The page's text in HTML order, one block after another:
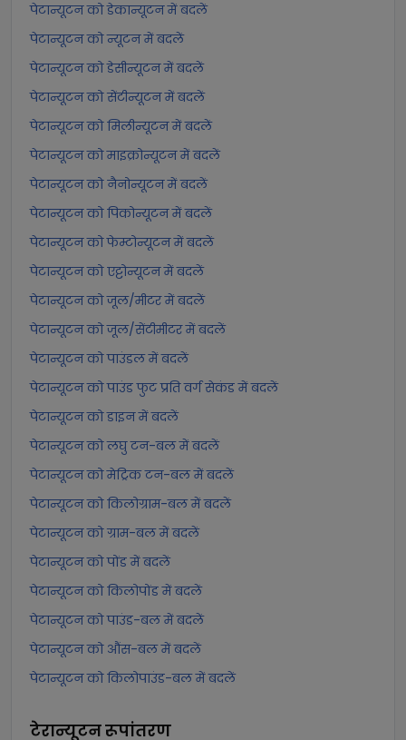
पेटान्यूटन को डेकान्यूटन में बदलें
पेटान्यूटन को न्यूटन में बदलें
पेटान्यूटन को डेसीन्यूटन में बदलें
पेटान्यूटन को सेंटीन्यूटन में बदलें
पेटान्यूटन को मिलीन्यूटन में बदलें
पेटान्यूटन को माइक्रोन्यूटन में बदलें
पेटान्यूटन को नैनोन्यूटन में बदलें
पेटान्यूटन को पिकोन्यूटन में बदलें
पेटान्यूटन को फेम्टोन्यूटन में बदलें
पेटान्यूटन को एट्टोन्यूटन में बदलें
पेटान्यूटन को जूल/मीटर में बदलें
पेटान्यूटन को जूल/सेंटीमीटर में बदलें
पेटान्यूटन को पाउंडल में बदलें
पेटान्यूटन को पाउंड फुट प्रति वर्ग सेकंड में बदलें
पेटान्यूटन को डाइन में बदलें
पेटान्यूटन को लघु टन-बल में बदलें
पेटान्यूटन को मेट्रिक टन-बल में बदलें
पेटान्यूटन को किलोग्राम-बल में बदलें
पेटान्यूटन को ग्राम-बल में बदलें
पेटान्यूटन को पोंड में बदलें
पेटान्यूटन को किलोपोंड में बदलें
पेटान्यूटन को पाउंड-बल में बदलें
पेटान्यूटन को औंस-बल में बदलें
पेटान्यूटन को किलोपाउंड-बल में बदलें
टेरान्यूटनरूपांतरण